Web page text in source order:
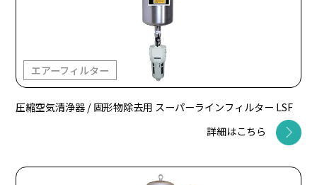
エアーフィルター
圧縮空気清浄器 / 固形物除去用 スーパーラインフィルター LSF
詳細はこちら